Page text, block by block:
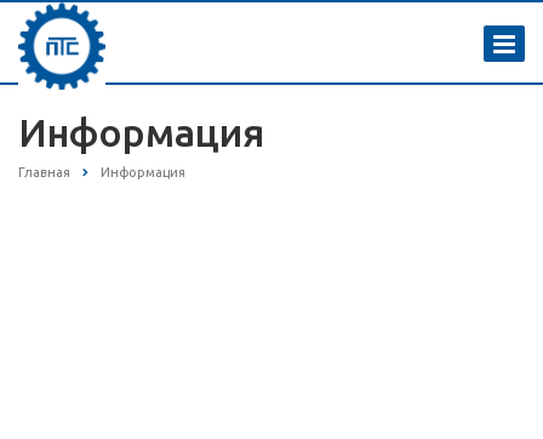
Информация
Главная Информация